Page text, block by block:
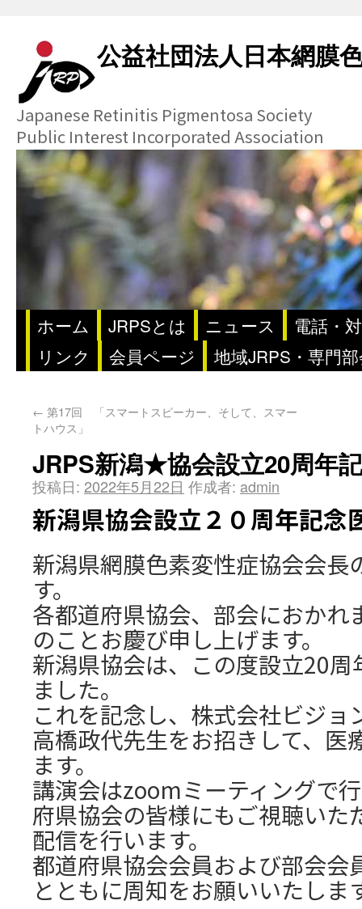
公益社団法人日本網膜
Japanese Retinitis Pigmentosa Society
Public Interest Incorporated Association
ホーム JRPSとは ニュース
電話・
リンク
会員ページ 地域JRPS・専門
← 第17回 「スマートスピーカー、そして、スマー
トハウス」
JRPS新潟★協会設立20周年
投稿日: 2022年5月22日 作成者: admin
新潟県協会設立２０周年記念
新潟県網膜色素変性症協会会長
す。
各都道府県協会、部会におかれ
のことお慶び申し上げます。
新潟県協会は、この度設立20
ました。
これを記念し、株式会社ビジ
高橋政代先生をお招きして、医
ます。
講演会はzoomミーティングで
府県協会の皆様にもご視聴い
配信を行います。
都道府県協会会員および部会会
とともに周知をお願いいたしま